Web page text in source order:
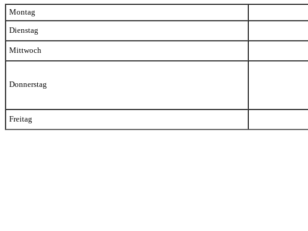
Montag
Dienstag
Mittwoch
Donnerstag
Freitag